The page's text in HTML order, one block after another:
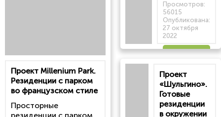
Проект Millenium Park.
Резиденции с парком
во французском стиле
Просторные
Просмотров:
56015
Опубликована:
27 октября
2022
статью
Проект
«Шульгино».
Готовые
резиденции
в окружении